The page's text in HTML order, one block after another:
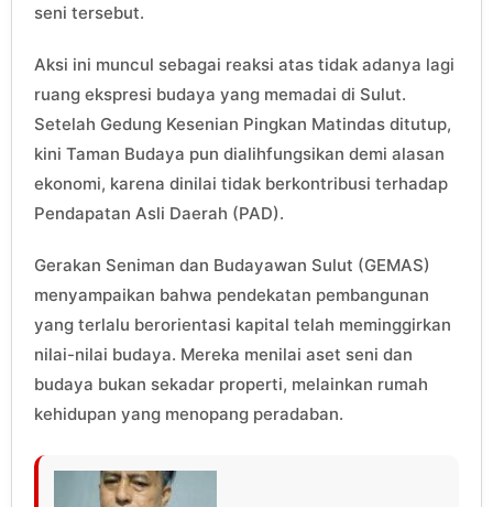
seni tersebut.
Aksi ini muncul sebagai reaksi atas tidak adanya lagi
ruang ekspresi budaya yang memadai di Sulut.
Setelah Gedung Kesenian Pingkan Matindas ditutup,
kini Taman Budaya pun dialihfungsikan demi alasan
ekonomi, karena dinilai tidak berkontribusi terhadap
Pendapatan Asli Daerah (PAD).
Gerakan Seniman dan Budayawan Sulut (GEMAS)
menyampaikan bahwa pendekatan pembangunan
yang terlalu berorientasi kapital telah meminggirkan
nilai-nilai budaya. Mereka menilai aset seni dan
budaya bukan sekadar properti, melainkan rumah
kehidupan yang menopang peradaban.